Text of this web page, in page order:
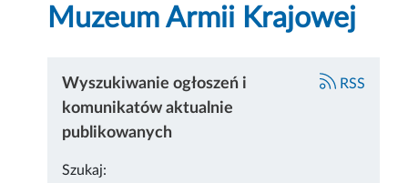
Muzeum Armii Krajowej
RSS
Wyszukiwanie ogłoszeń i
komunikatów aktualnie
publikowanych
Szukaj: